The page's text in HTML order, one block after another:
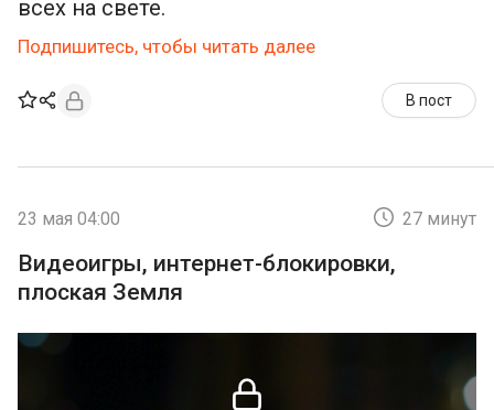
всех на свете.
Подпишитесь, чтобы читать далее
В пост
23 мая 04:00 27 минут
Видеоигры, интернет-блокировки,
плоская Земля